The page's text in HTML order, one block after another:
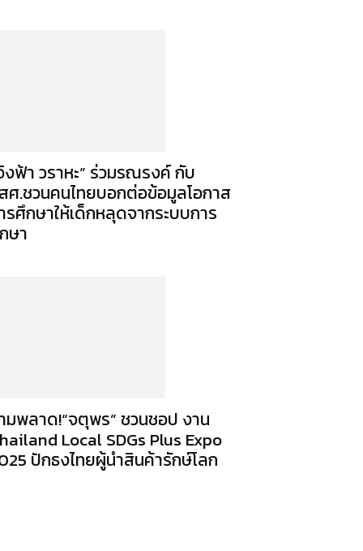
งฟ้า วราหะ” ร่วมรณรงค์ กับ
ศ.ชวนคนไทยบอกต่อข้อมูลโอกาส
รศึกษาให้เด็กหลุดจากระบบการ
ษา
มพลาด!“จตุพร” ชวนชอป งาน
Local SDGs Plus Expo
ปักธงไทยผู้นำสินค้ารักษ์โลก